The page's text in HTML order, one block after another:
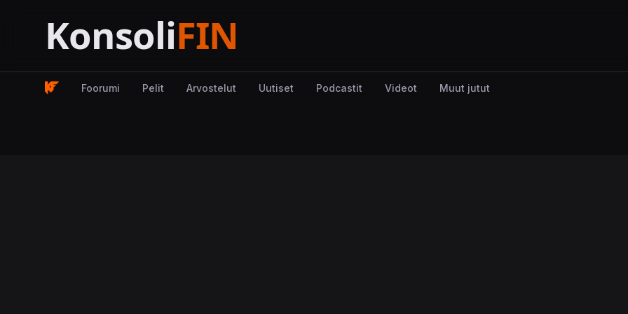
Foorumi Pelit Arvostelut Uutiset Podcastit Videot Muut jutut